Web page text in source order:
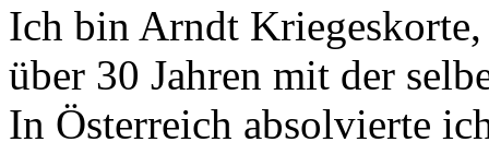
Ich bin Arndt
über 30 Jahren mit der
In Österreich absolvierte